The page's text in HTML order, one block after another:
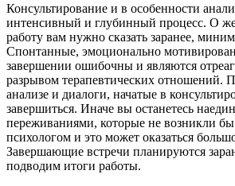
Консультирование и в особенности
интенсивный и глубинный процесс. О
работу вам нужно сказать заранее,
Спонтанные, эмоционально
завершении ошибочны и являются
разрывом терапевтических отношений.
анализе и диалоги, начатые в
завершиться. Иначе вы останетесь
переживаниями, которые не возникли
психологом и это может оказаться
Завершающие встречи планируются
подводим итоги работы.